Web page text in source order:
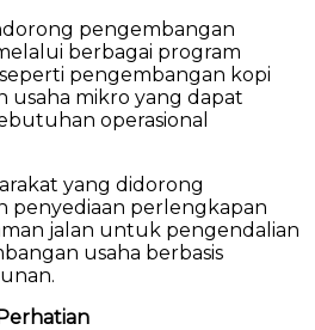
pengembangan
berbagai program
pengembangan kopi
usaha mikro yang dapat
operasional
yang didorong
penyediaan perlengkapan
jalan untuk pengendalian
usaha berbasis